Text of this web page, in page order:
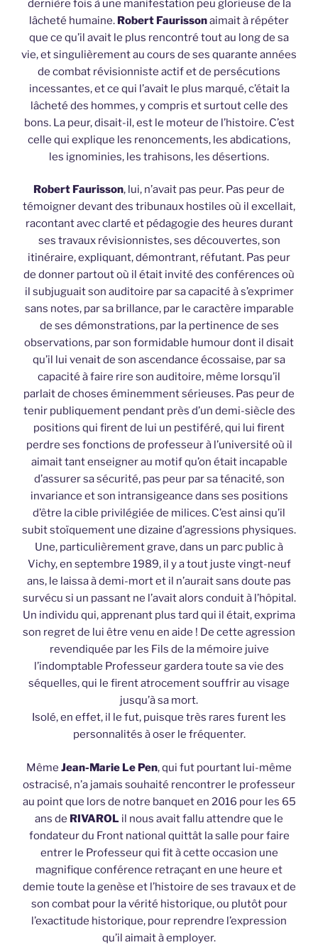
dernière fois à une manifestation peu glorieuse de la
lâcheté humaine. Robert Faurissonaimait à répéter
que ce qu’il avait le plus rencontré tout au long de sa
vie, et singulièrement au cours de ses quarante années
de combat révisionniste actif et de persécutions
incessantes, et ce qui l’avait le plus marqué, c’était la
lâcheté des hommes, y compris et surtout celle des
bons. La peur, disait-il, est le moteur de l’histoire. C’est
celle qui explique les renoncements, les abdications,
les ignominies, les trahisons, les désertions.
Robert Faurisson, lui, n’avait pas peur. Pas peur de
témoigner devant des tribunaux hostiles où il excellait,
racontant avec clarté et pédagogie des heures durant
ses travaux révisionnistes, ses découvertes, son
itinéraire, expliquant, démontrant, réfutant. Pas peur
de donner partout où il était invité des conférences où
il subjuguait son auditoire par sa capacité à s’exprimer
sans notes, par sa brillance, par le caractère imparable
de ses démonstrations, par la pertinence de ses
observations, par son formidable humour dont il disait
qu’il lui venait de son ascendance écossaise, par sa
capacité à faire rire son auditoire, même lorsqu’il
parlait de choses éminemment sérieuses. Pas peur de
tenir publiquement pendant près d’un demi-siècle des
positions qui firent de lui un pestiféré, qui lui firent
perdre ses fonctions de professeur à l’université où il
aimait tant enseigner au motif qu’on était incapable
d’assurer sa sécurité, pas peur par sa ténacité, son
invariance et son intransigeance dans ses positions
d’être la cible privilégiée de milices. C’est ainsi qu’il
subit stoïquement une dizaine d’agressions physiques.
Une, particulièrement grave, dans un parc public à
Vichy, en septembre 1989, il y a tout juste vingt-neuf
ans, le laissa à demi-mort et il n’aurait sans doute pas
survécu si un passant ne l’avait alors conduit à l’hôpital.
Un individu qui, apprenant plus tard qui il était, exprima
son regret de lui être venu en aide ! De cette agression
revendiquée par les Fils de la mémoire juive
l’indomptable Professeur gardera toute sa vie des
séquelles, qui le firent atrocement souffrir au visage
jusqu’à sa mort.
Isolé, en effet, il le fut, puisque très rares furent les
personnalités à oser le fréquenter.
Même Jean-Marie Le Pen, qui fut pourtant lui-même
ostracisé, n’a jamais souhaité rencontrer le professeur
au point que lors de notre banquet en 2016 pour les 65
ans de RIVAROL il nous avait fallu attendre que le
fondateur du Front national quittât la salle pour faire
entrer le Professeur qui fit à cette occasion une
magnifique conférence retraçant en une heure et
demie toute la genèse et l’histoire de ses travaux et de
son combat pour la vérité historique, ou plutôt pour
l’exactitude historique, pour reprendre l’expression
qu’il aimait à employer.